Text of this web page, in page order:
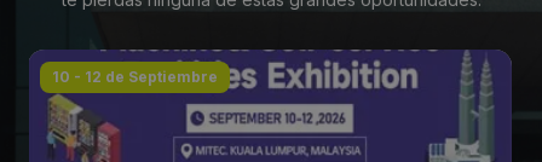
10 - 12 de Septiembre